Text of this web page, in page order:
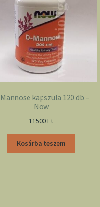
kapszula 120 db –
Now
11500Ft
Kosárba teszem